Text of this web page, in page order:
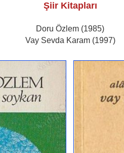
Şiir Kitapları
Doru Özlem (1985)
Vay Sevda Karam (1997)